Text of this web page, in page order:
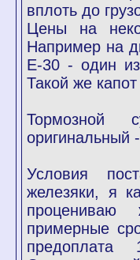
вплоть до
Цены на
Например на
Е-30 - один
Такой же
Тормозной
оригинальный
Условия
железяки, я
примерные